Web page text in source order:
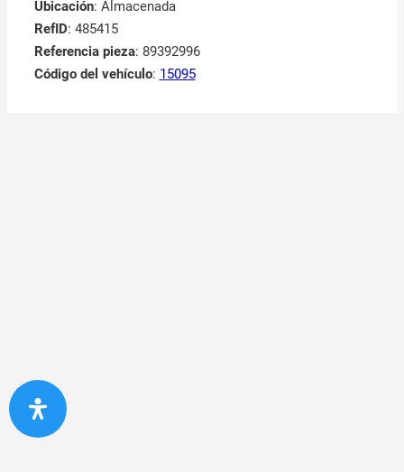
Ubicación: Almacenada
RefID: 485415
Referencia pieza: 89392996
Código del vehículo: 15095